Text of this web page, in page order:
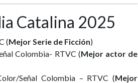
Catalina 2025
(Mejor Serie de Ficción)
Colombia- RTVC (Mejor actor de
Señal Colombia – RTVC (Mejor